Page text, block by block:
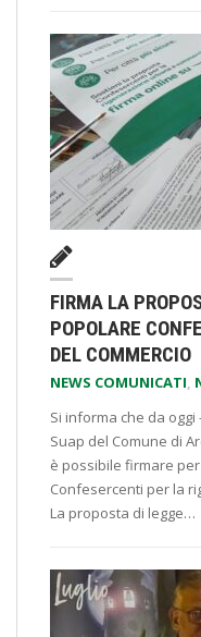
FIRMA LA
POPOLARE
DEL COMMERCIO
NEWS COMUNICATI,
Si informa che da oggi
Suap del Comune di
è possibile firmare
Confesercenti per la
La proposta di legge…